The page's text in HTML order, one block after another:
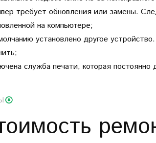
требует обновления или замены.
на компьютере;
установлено другое
служба печати, которая